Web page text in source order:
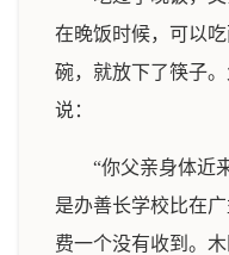
在晚饭时候，可以
碗，就放下了筷子
说：
“你父亲身体近
是办善长学校比在
费一个没有收到。